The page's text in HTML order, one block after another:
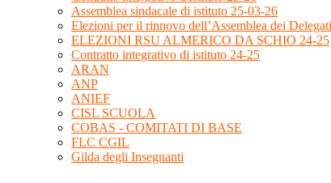
Assemblea sindacale di istituto 25-03-26
Elezioni per il rinnovo dell’Assemblea dei
ELEZIONI RSU ALMERICO DA SCHIO 24-25
Contratto integrativo di istituto 24-25
ARAN
ANP
ANIEF
CISL SCUOLA
COBAS - COMITATI DI BASE
FLC CGIL
Gilda degli Insegnanti